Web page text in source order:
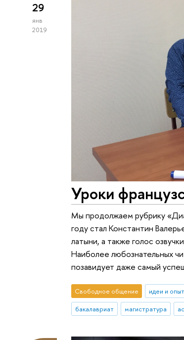
29
янв
2019
Уроки
Мы продолжаем рубрику
году стал Константин
латыни, а также голос
Наиболее любознательных
позавидует даже самый
Свободное общение идеи и опыт
бакалавриат
магистратура